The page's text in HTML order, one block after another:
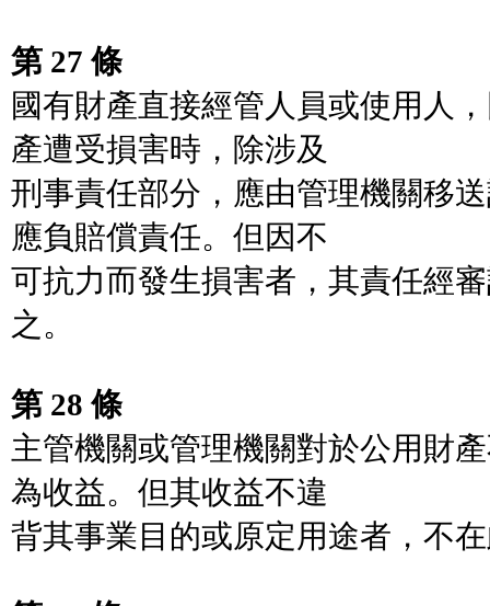
第 27 條
國有財產直接經管人員或使用人
產遭受損害時，除涉及
刑事責任部分，應由管理機關移
應負賠償責任。但因不
可抗力而發生損害者，其責任經
之。
第 28 條
主管機關或管理機關對於公用財
為收益。但其收益不違
背其事業目的或原定用途者，不